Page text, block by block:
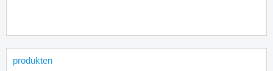
produkten